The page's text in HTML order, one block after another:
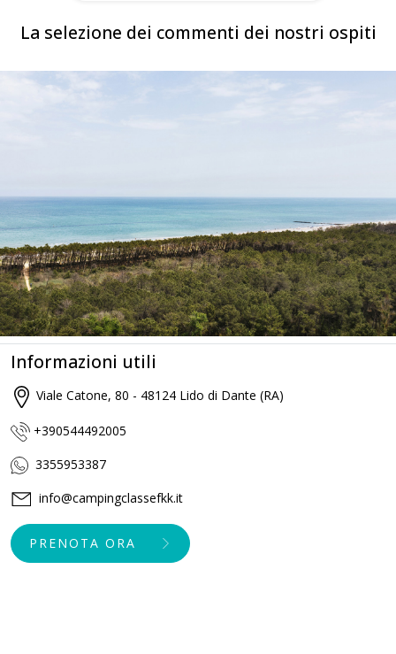
La selezione dei commenti dei nostri ospiti
Informazioni utili
Viale Catone, 80 - 48124 Lido di Dante (RA)
+390544492005
3355953387
info@campingclassefkk.it
PRENOTA ORA